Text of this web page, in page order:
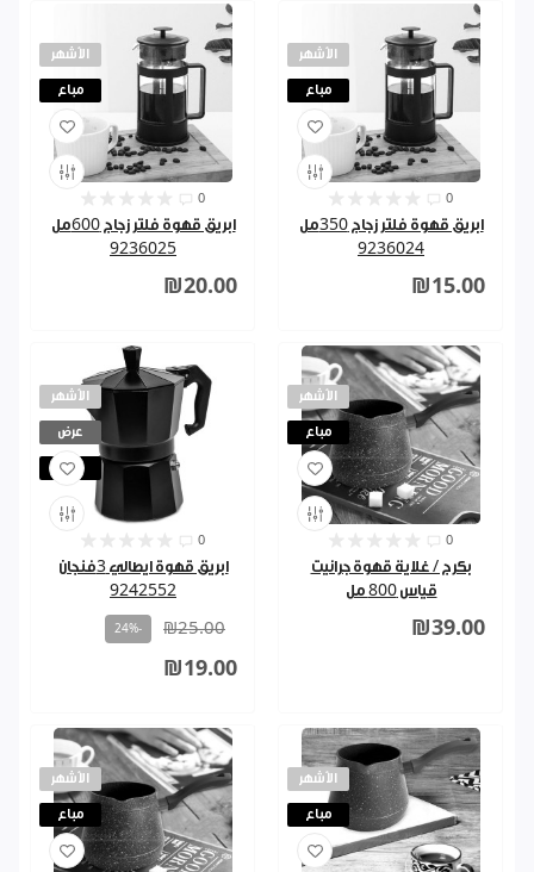
الأشهر
مباع
0
ابريق قهوة فلتر زجاج 600مل
9236025
₪20.00
الأشهر
مباع
0
ابريق قهوة فلتر زجاج 350مل
9236024
₪15.00
الأشهر
عرض
مباع
0
ابريق قهوة ايطالي 3فنجان
9242552
₪25.00
-24%
₪19.00
الأشهر
مباع
0
بكرج / غلاية قهوة جرانيت
قياس 800 مل
₪39.00
الأشهر
مباع
الأشهر
مباع